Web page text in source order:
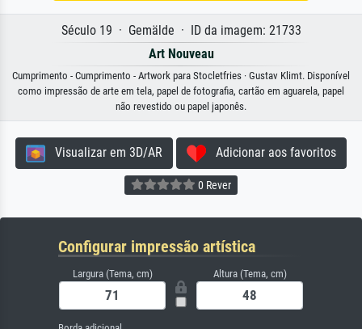
Século 19 · Gemälde · ID da imagem: 21733
Art Nouveau
Cumprimento - Cumprimento - Artwork para Stocletfries · Gustav Klimt. Disponível
como impressão de arte em tela, papel de fotografia, cartão em aguarela, papel
não revestido ou papel japonês.
Visualizar em 3D/AR Adicionar aos favoritos
0 Rever
Configurar impressão artística
Largura (Tema, cm) Altura (Tema, cm)